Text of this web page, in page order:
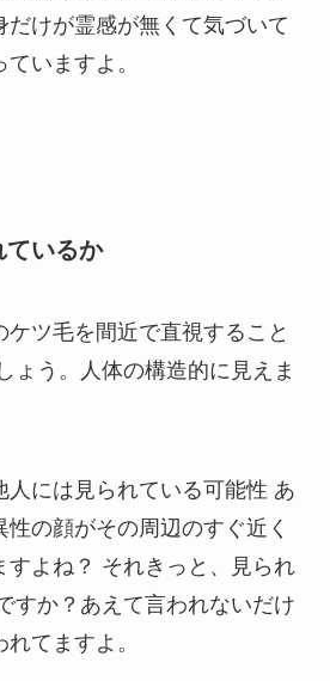
だけが霊感が無くて気づいて
いますよ。
ているか
ケツ毛を間近で直視すること
ょう。人体の構造的に見えま
人には見られている可能性 あ
性の顔がその周辺のすぐ近く
すよね？ それきっと、見られ
すか？あえて言われないだけ
てますよ。